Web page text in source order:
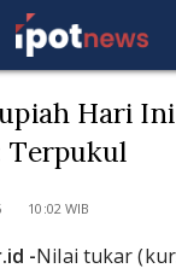
Hari
Terpukul
10:02 WIB
-Nilai tukar